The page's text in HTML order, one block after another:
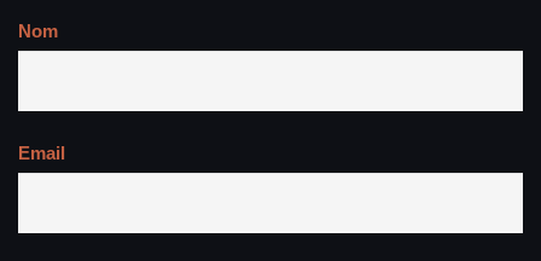
Nom
Email